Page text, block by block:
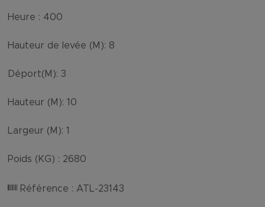
Heure : 400
Hauteur de levée (M): 8
Déport(M): 3
Hauteur (M): 10
Largeur (M): 1
Poids (KG) : 2680
Référence : ATL-23143